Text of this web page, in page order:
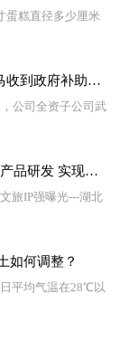
蛋糕直径多少厘米
深天马A：子公司武汉天马收到政府补助约2.29亿元 全球最新
公司全资子公司武
当前动态:竹山：加大文创产品研发 实现文旅IP强曝光
旅IP强曝光---湖北
如何调整？
平均气温在28℃以